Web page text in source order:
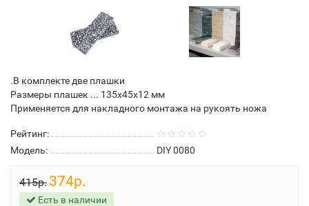
.В комплекте две плашки
Размеры плашек ... 135х45х12 мм
Применяется для накладного монтажа на рукоять ножа
Рейтинг:
Модель:
DIY 0080
415р. 374р.
Есть в наличии